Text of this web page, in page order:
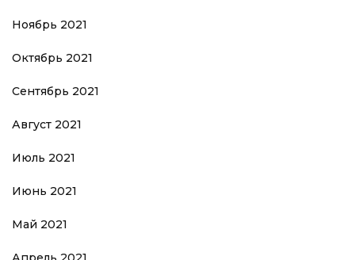
Ноябрь 2021
Октябрь 2021
Сентябрь 2021
Август 2021
Июль 2021
Июнь 2021
Май 2021